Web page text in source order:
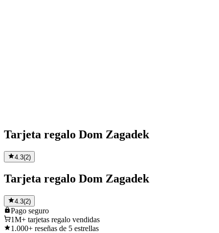
Tarjeta regalo Dom Zagadek
4.3(2)
Tarjeta regalo Dom Zagadek
4.3(2)
Pago seguro
1M+ tarjetas regalo vendidas
1.000+ reseñas de 5 estrellas